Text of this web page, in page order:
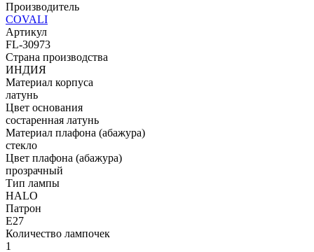
Производитель
COVALI
Артикул
FL-30973
Страна производства
ИНДИЯ
Материал корпуса
латунь
Цвет основания
состаренная латунь
Материал плафона (абажура)
стекло
Цвет плафона (абажура)
прозрачный
Тип лампы
HALO
Патрон
E27
Количество лампочек
1